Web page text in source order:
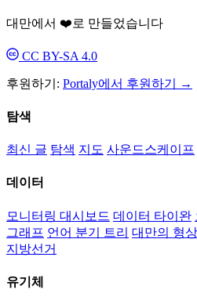
대만에서 ❤️로 만들었습니다
CC BY-SA 4.0
후원하기: Portaly에서 후원하기 →
탐색
최신 글 탐색 지도 사운드스케이프
데이터
모니터링 대시보드 데이터 타이완
그래프 언어 분기 트리 대만의 형상
지방선거
유기체